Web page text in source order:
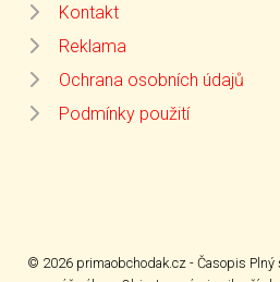
Kontakt
Reklama
Ochrana osobních údajů
Podmínky použití
© 2026 primaobchodak.cz - Časopis Plný